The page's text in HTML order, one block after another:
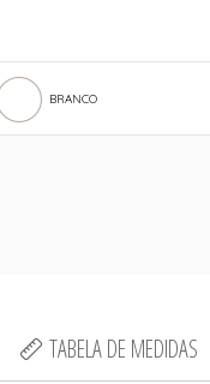
BRANCO
TABELA DE MEDIDAS